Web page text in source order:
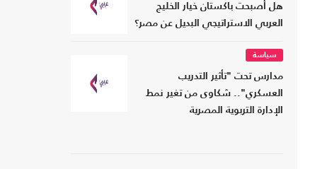
هل أصبحت باكستان خيار الخليج
العربي الاستراتيجي البديل عن مصر؟
سياسة
مدارس تحت "تأثير التدريب
العسكري".. شكاوى من تغير نمط
الإدارة التربوية المصرية